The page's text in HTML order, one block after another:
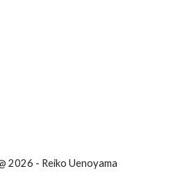
2026 - Reiko Uenoyama